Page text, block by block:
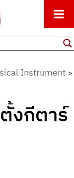
ชีพ
Instrument >
งกีตาร์